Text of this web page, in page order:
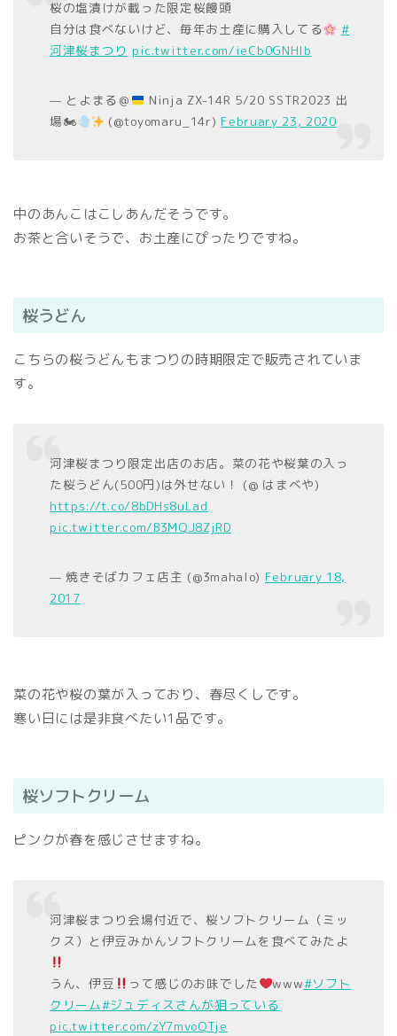
桜の塩漬けが載った限定桜饅頭
自分は食べないけど、毎年お土産に購入してる
#
河津桜まつり pic.twitter.com/ieCb0GNHlb
— とよまる＠
Ninja ZX-14R 5/20 SSTR2023 出
場🏍
(@toyomaru_14r)February 23, 2020
中のあんこはこしあんだそうです。
お茶と合いそうで、お土産にぴったりですね。
桜うどん
こちらの桜うどんもまつりの時期限定で販売されていま
す。
河津桜まつり限定出店のお店。菜の花や桜葉の入っ
た桜うどん(500円)は外せない！ (@ はまべや)
https://t.co/8bDHs8uLad
pic.twitter.com/B3MQJ8ZjRD
— 焼きそばカフェ店主 (@3mahalo) February 18,
2017
菜の花や桜の葉が入っており、春尽くしです。
寒い日には是非食べたい1品です。
桜ソフトクリーム
ピンクが春を感じさせますね。
河津桜まつり会場付近で、桜ソフトクリーム（ミッ
クス）と伊豆みかんソフトクリームを食べてみたよ
うん、伊豆 って感じのお味でした www#ソフト
クリーム#ジュディスさんが狙っている
pic.twitter.com/zY7mvoQTje